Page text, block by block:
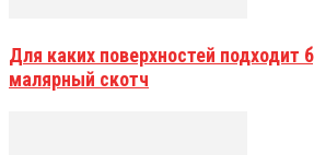
Для каких поверхностей подходит
малярный скотч